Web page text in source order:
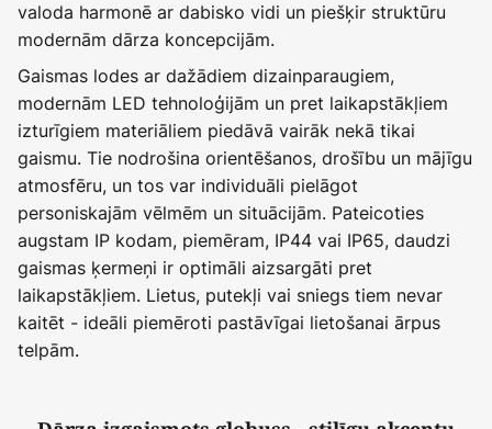
valoda harmonē ar dabisko vidi un piešķir struktūru
modernām dārza koncepcijām.
Gaismas lodes ar dažādiem dizainparaugiem,
modernām LED tehnoloģijām un pret laikapstākļiem
izturīgiem materiāliem piedāvā vairāk nekā tikai
gaismu. Tie nodrošina orientēšanos, drošību un mājīgu
atmosfēru, un tos var individuāli pielāgot
personiskajām vēlmēm un situācijām. Pateicoties
augstam IP kodam, piemēram, IP44 vai IP65, daudzi
gaismas ķermeņi ir optimāli aizsargāti pret
laikapstākļiem. Lietus, putekļi vai sniegs tiem nevar
kaitēt - ideāli piemēroti pastāvīgai lietošanai ārpus
telpām.